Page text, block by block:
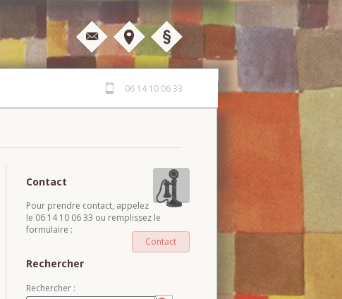
06 14 10 06 33
Contact
Pour prendre contact, appelez
le 06 14 10 06 33 ou remplissez le
formulaire :
Contact
Rechercher
Rechercher :